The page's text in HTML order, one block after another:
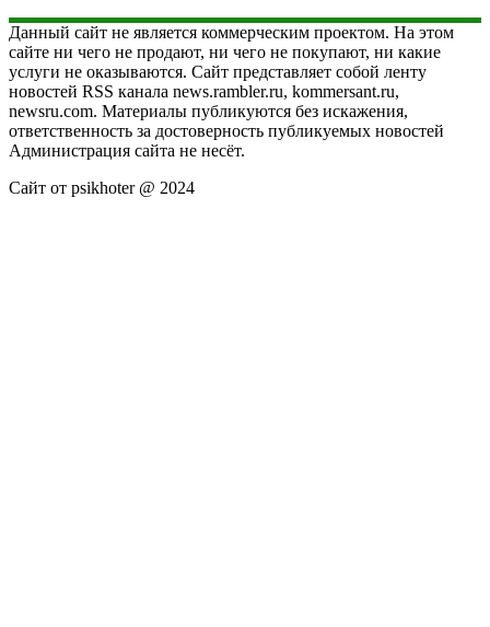
Данный сайт не является коммерческим проектом. На этом
сайте ни чего не продают, ни чего не покупают, ни какие
услуги не оказываются. Сайт представляет собой ленту
новостей RSS канала news.rambler.ru, kommersant.ru,
newsru.com. Материалы публикуются без искажения,
ответственность за достоверность публикуемых новостей
Администрация сайта не несёт.
Сайт от psikhoter @ 2024